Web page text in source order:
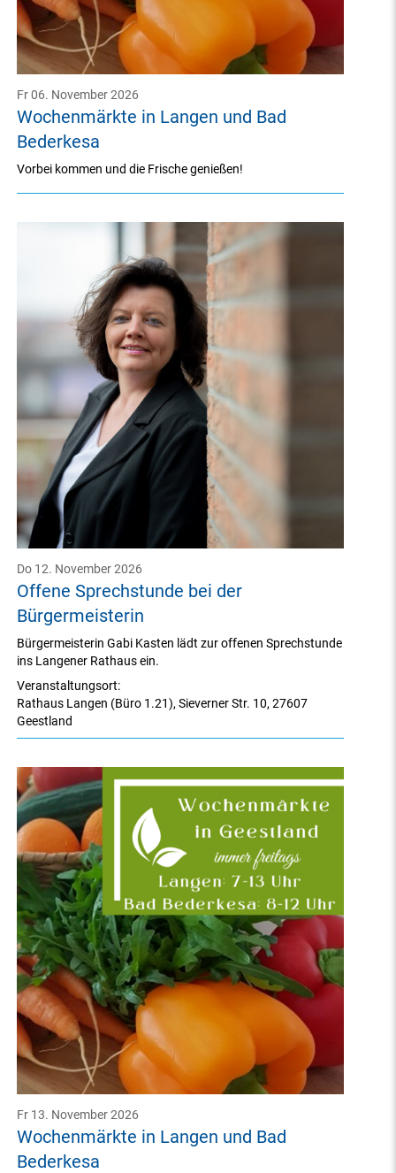
Wochenmärkte in Langen und Bad
Bederkesa
Fr 06. November 2026
Vorbei kommen und die Frische genießen!
Offene Sprechstunde bei der
Bürgermeisterin
Do 12. November 2026
Veranstaltungsort:
Rathaus Langen (Büro 1.21),Sieverner Str. 10,27607
Geestland
Bürgermeisterin Gabi Kasten lädt zur offenen Sprechstunde
ins Langener Rathaus ein.
Wochenmärkte in Langen und Bad
Bederkesa
Fr 13. November 2026